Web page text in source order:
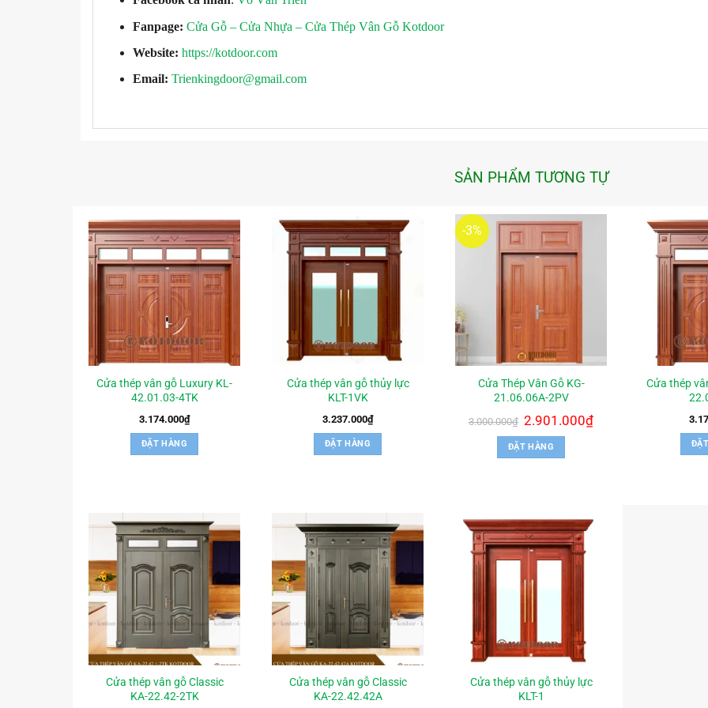
Fanpage: Cửa Gỗ – Cửa Nhựa – Cửa Thép Vân Gỗ Kotdoor
Website: https://kotdoor.com
Email: Trienkingdoor@gmail.com
SẢN PHẨM TƯƠNG TỰ
Cửa thép vân gỗ Luxury KL-
42.01.03-4TK
3.174.000₫
ĐẶT HÀNG
Cửa thép vân gỗ thủy lực
KLT-1VK
3.237.000₫
ĐẶT HÀNG
-3%
Cửa Thép Vân Gỗ KG-
21.06.06A-2PV
3.000.000₫ Giá
gốc
là:
3.000.000₫.
2.901.000₫Giá
hiện
ĐẶT HÀNG
Cửa thép
Cửa thép vân gỗ Classic
KA-22.42-2TK
Cửa thép vân gỗ Classic
KA-22.42.42A
Cửa thép vân gỗ thủy lực
KLT-1